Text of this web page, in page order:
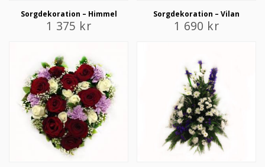
Sorgdekoration – Himmel
1 375 kr
Sorgdekoration – Vilan
1 690 kr